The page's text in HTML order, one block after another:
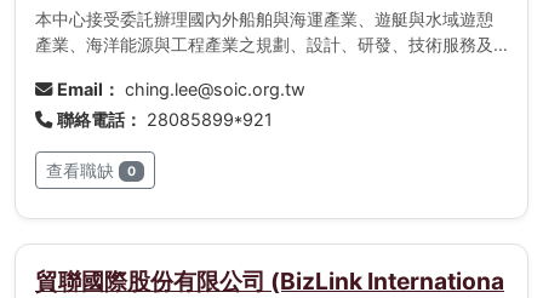
本中心接受委託辦理國內外船舶與海運產業、遊艇與水域遊憩
產業、海洋能源與工程產業之規劃、設計、研發、技術服務及
Email： ching.lee@soic.org.tw
聯絡電話： 28085899*921
查看職缺 0
貿聯國際股份有限公司 (BizLink Internationa